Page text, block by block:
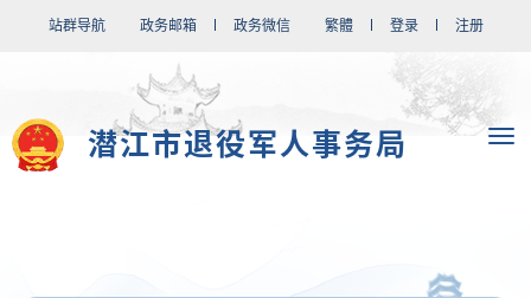
站群导航 政务邮箱 政务微信 繁體 登录 注册
潜江市退役军人事务局